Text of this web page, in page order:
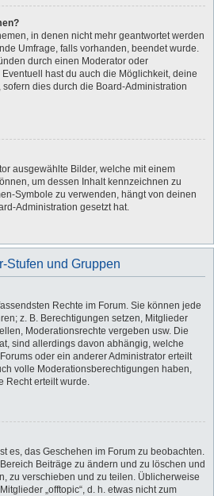
in denen nicht mehr geantwortet werden
Umfrage, falls vorhanden, beendet wurde.
durch einen Moderator oder
hast du auch die Möglichkeit, deine
dies durch die Board-Administration
ausgewählte Bilder, welche mit einem
um dessen Inhalt kennzeichnen zu
Symbole zu verwenden, hängt von deinen
Administration gesetzt hat.
Stufen und Gruppen
Rechte im Forum. Sie können jede
z. B. Berechtigungen setzen, Mitglieder
Moderationsrechte vergeben usw. Die
sind allerdings davon abhängig, welche
oder ein anderer Administrator erteilt
volle Moderationsberechtigungen haben,
Recht erteilt wurde.
es, das Geschehen im Forum zu beobachten.
Beiträge zu ändern und zu löschen und
zu verschieben und zu teilen. Üblicherweise
„offtopic“, d. h. etwas nicht zum